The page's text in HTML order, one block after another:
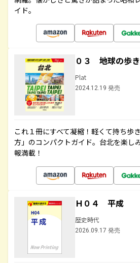
イド。
０３ 地球の歩
Plat
2024.12.19 発売
これ１冊にすべて凝縮！軽くて持ち歩
方」のコンパクトガイド。台北を楽し
報満載！
Ｈ０４ 平成
歴史時代
2026.09.17 発売